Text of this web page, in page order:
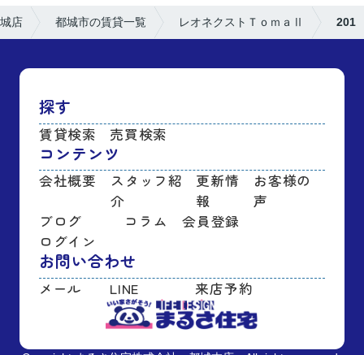
店 都城市の賃貸一覧 レオネクストＴｏｍａⅡ 201
探す
賃貸検索 売買検索
コンテンツ
会社概要
スタッフ紹
介
更新情
報
お客様の
声
ブログ
コラム
会員登録
ログイン
お問い合わせ
メール LINE 来店予約